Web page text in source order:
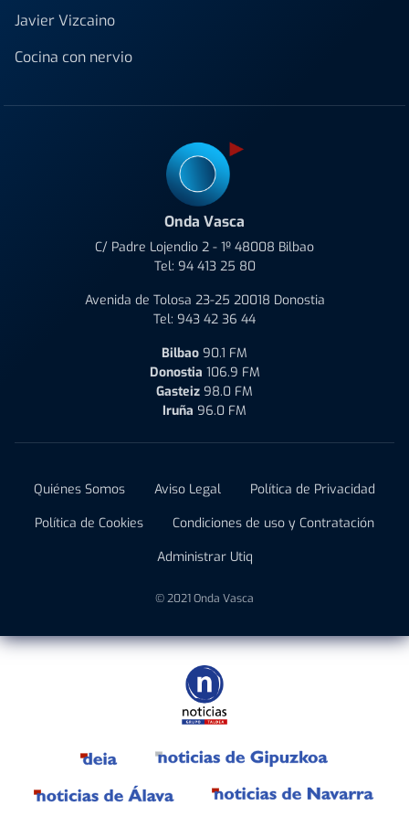
Javier Vizcaino
Cocina con nervio
Onda Vasca
C/ Padre Lojendio 2 - 1º 48008 Bilbao
Tel: 94 413 25 80
Avenida de Tolosa 23-25 20018 Donostia
Tel: 943 42 36 44
Bilbao 90.1 FM
Donostia 106.9 FM
Gasteiz 98.0 FM
Iruña 96.0 FM
Quiénes Somos Aviso Legal
Política de Privacidad
Política de Cookies
Condiciones de uso y Contratación
Administrar Utiq
© 2021 Onda Vasca